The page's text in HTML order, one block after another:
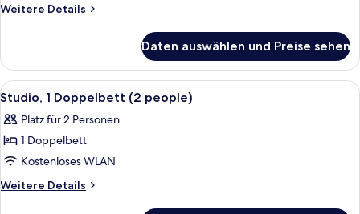
Weitere Details
Weitere
1
Doppelbett
Daten auswählen und Preise sehen
Alle
Fotos
für
Studio,
1
Doppelbett
Pillowtop-Betten, Schreibtisch,
4
Studio, 1 Doppelbett (2 people)
Platz für 2 Personen
1 Doppelbett
Kostenloses WLAN
Weitere Details
Weitere